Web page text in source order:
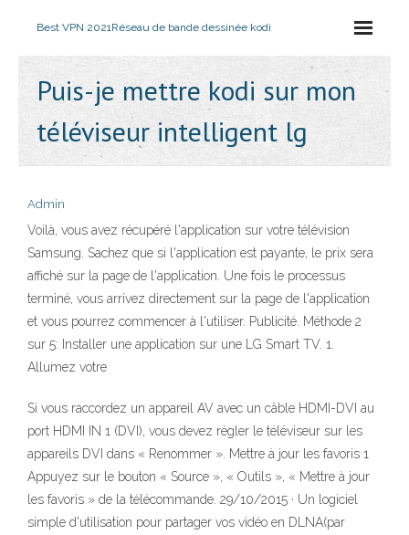
Best VPN 2021Réseau de bande dessinée kodi
Puis-je mettre kodi sur mon
téléviseur intelligent lg
Admin
Voilà, vous avez récupéré l'application sur votre télévision
Samsung. Sachez que si l'application est payante, le prix sera
affiché sur la page de l'application. Une fois le processus
terminé, vous arrivez directement sur la page de l'application
et vous pourrez commencer à l'utiliser. Publicité. Méthode 2
sur 5: Installer une application sur une LG Smart TV. 1.
Allumez votre
Si vous raccordez un appareil AV avec un câble HDMI-DVI au
port HDMI IN 1 (DVI), vous devez régler le téléviseur sur les
appareils DVI dans « Renommer ». Mettre à jour les favoris 1
Appuyez sur le bouton « Source », « Outils », « Mettre à jour
les favoris » de la télécommande. 29/10/2015 · Un logiciel
simple d'utilisation pour partager vos vidéo en DLNA(par